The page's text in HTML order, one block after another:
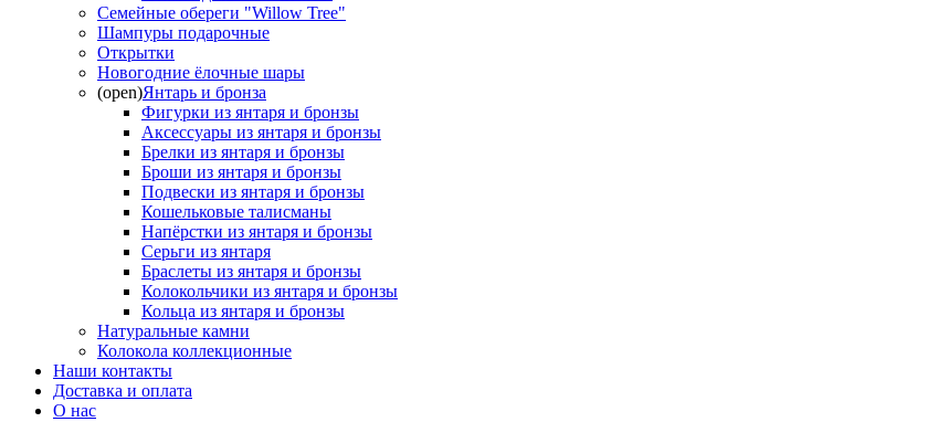
Семейные обереги "Willow Tree"
Шампуры подарочные
Открытки
Новогодние ёлочные шары
(open)Янтарь и бронза
Фигурки из янтаря и бронзы
Аксессуары из янтаря и бронзы
Брелки из янтаря и бронзы
Броши из янтаря и бронзы
Подвески из янтаря и бронзы
Кошельковые талисманы
Напёрстки из янтаря и бронзы
Серьги из янтаря
Браслеты из янтаря и бронзы
Колокольчики из янтаря и бронзы
Кольца из янтаря и бронзы
Натуральные камни
Колокола коллекционные
Наши контакты
Доставка и оплата
О нас